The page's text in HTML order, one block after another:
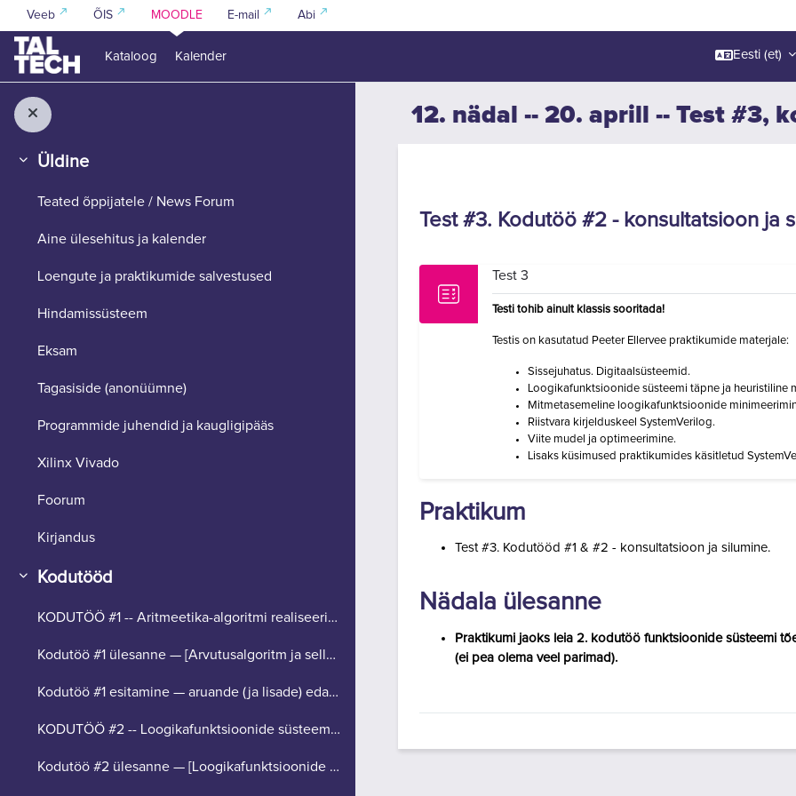
Jäta vahele peasisuni
Veeb ÕIS MOODLE E-mail Abi
Kataloog Kalender Eesti ‎(et)‎
Üldine
Teated õppijatele / News Forum
Aine ülesehitus ja kalender
Loengute ja praktikumide salvestused
Hindamissüsteem
Eksam
Tagasiside (anonüümne)
Programmide juhendid ja kaugligipääs
Xilinx Vivado
Foorum
Kirjandus
Kodutööd
KODUTÖÖ #1 -- Aritmeetika-algoritmi realiseerimine (tähtaeg 26. aprill).
Kodutöö #1 ülesanne — [Arvutusalgoritm ja selle modelleerimine]
Kodutöö #1 esitamine — aruande (ja lisade) edastamine hindamiseks [upload]
KODUTÖÖ #2 -- Loogikafunktsioonide süsteemi realiseerimine (tähtaeg 24. mai).
Kodutöö #2 ülesanne — [Loogikafunktsioonide süsteem]
12. nädal -- 20. aprill -- Test #3,
Test #3. Kodutöö #2 - konsultatsioon ja
Test 3
Testi tohib ainult klassis sooritada!
Testis on kasutatud Peeter Ellervee praktikumide materjale:
Sissejuhatus. Digitaalsüsteemid.
Loogikafunktsioonide süsteemi täpne ja heuristiline
Mitmetasemeline loogikafunktsioonide
Riistvara kirjelduskeel SystemVerilog.
Viite mudel ja optimeerimine.
Lisaks küsimused praktikumides käsitletud
Praktikum
Test #3. Kodutööd #1 & #2 - konsultatsioon ja silumine.
Nädala ülesanne
Praktikumi jaoks leia 2. kodutöö funktsioonide süsteemi
(ei pea olema veel parimad).